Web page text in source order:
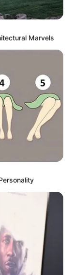
felices con
es 'una bestia'
los videojuegos
de la
Marvels